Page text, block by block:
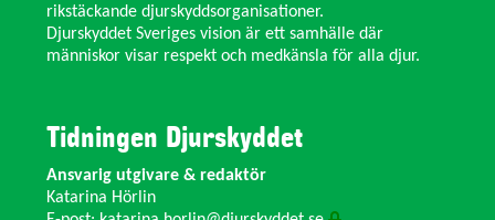
rikstäckande djurskyddsorganisationer.
Djurskyddet Sveriges vision är ett samhälle där
människor visar respekt och medkänsla för alla djur.
Tidningen Djurskyddet
Ansvarig utgivare & redaktör
Katarina Hörlin